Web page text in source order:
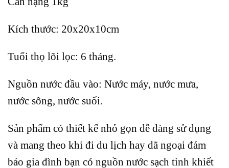
Kích thước: 20x20x10cm
Tuổi thọ lõi lọc: 6 tháng.
Nguồn nước đầu vào: Nước máy, nước mưa,
nước sông, nước suối.
Sản phẩm có thiết kế nhỏ gọn dễ dàng sử dụng
và mang theo khi đi du lịch hay dã ngoại đảm
bảo gia đình bạn có nguồn nước sạch tinh khiết